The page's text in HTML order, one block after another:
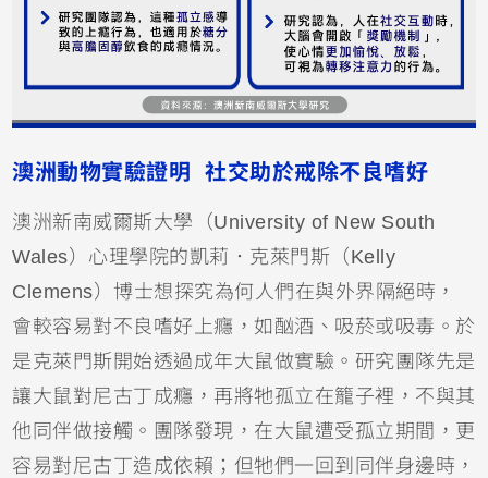
澳洲動物實驗證明 社交助於戒除不良嗜好
澳洲新南威爾斯大學（University of New South
Wales）心理學院的凱莉．克萊門斯（Kelly
Clemens）博士想探究為何人們在與外界隔絕時，
會較容易對不良嗜好上癮，如酗酒、吸菸或吸毒。於
是克萊門斯開始透過成年大鼠做實驗。研究團隊先是
讓大鼠對尼古丁成癮，再將牠孤立在籠子裡，不與其
他同伴做接觸。團隊發現，在大鼠遭受孤立期間，更
容易對尼古丁造成依賴；但牠們一回到同伴身邊時，